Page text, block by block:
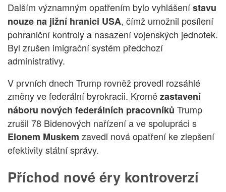
Dalším významným opatřením bylo vyhlášenístavu
nouze na jižní hranici USA, čímž umožnil posílení
pohraniční kontroly a nasazení vojenských jednotek.
Byl zrušen imigrační systém předchozí
administrativy.
V prvních dnech Trump rovněž provedl rozsáhlé
změny ve federální byrokracii. Kromězastavení
náboru nových federálních pracovníků Trump
zrušil 78 Bidenových nařízení a ve spolupráci s
Elonem Muskem zavedl nová opatření ke zlepšení
efektivity státní správy.
Příchod nové éry kontroverzí